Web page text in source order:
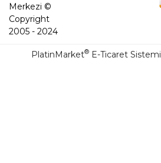
Merkezi ©
Copyright
2005 - 2024
PlatinMarket® E-Ticaret Sistemi